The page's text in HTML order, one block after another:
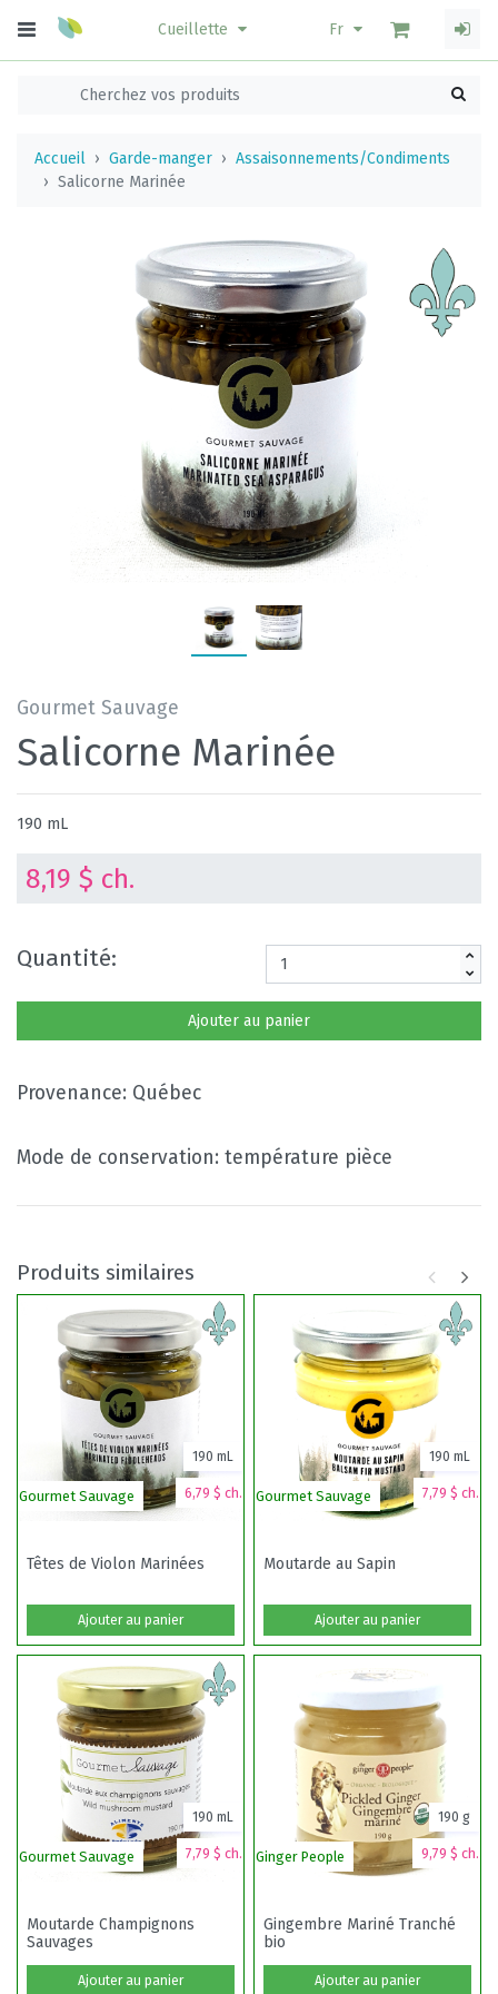
Cueillette Fr
Accueil Garde-manger
Assaisonnements/Condiments
Salicorne Marinée
Gourmet Sauvage
Salicorne Marinée
190 mL
8,19 $ ch.
Quantité:
Ajouter au panier
Provenance: Québec
Mode de conservation: température pièce
Produits similaires
Gourmet Sauvage 6,79 $ ch.
190 mL
Têtes de Violon Marinées
Ajouter au panier
Gourmet Sauvage 7,79 $ ch.
190 mL
Moutarde au Sapin
Ajouter au panier
Gourmet Sauvage 7,79 $ ch.
190 mL
Moutarde Champignons
Sauvages
Ajouter au panier
Ginger People 9,79 $ ch.
190 g
Gingembre Mariné Tranché
bio
Ajouter au panier